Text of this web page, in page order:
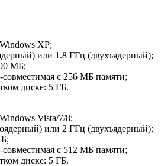
XP;
или 1.8 ГГц (двухъядерный);
МБ;
с 256 МБ памяти;
диске: 5 ГБ.
Vista/7/8;
или 2 ГГц (двухъядерный);
с 512 МБ памяти;
диске: 5 ГБ.